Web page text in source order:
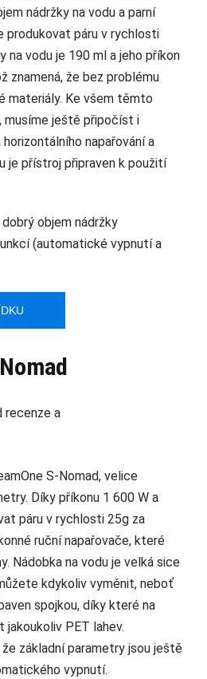
nádržky na vodu a parní
produkovat páru v rychlosti
na vodu je 190 ml a jeho příkon
znamená, že bez problému
materiály. Ke všem těmto
musíme ještě připočíst i
napařování a
je přístroj připraven k použití
objem nádržky
(automatické vypnutí a
S-Nomad, velice
Díky příkonu 1 600 W a
páru v rychlosti 25g za
ruční napařovače, které
Nádobka na vodu je velká sice
kdykoliv vyměnit, neboť
spojkou, díky které na
PET lahev.
základní parametry jsou ještě
vypnutí.